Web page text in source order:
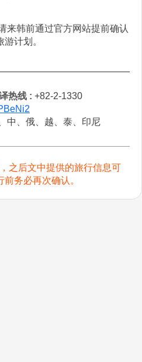
来韩前通过官方网站提前确认
计划。
热线 : +82-2-1330
中、俄、越、泰、印尼
之后文中提供的旅行信息可
务必再次确认。